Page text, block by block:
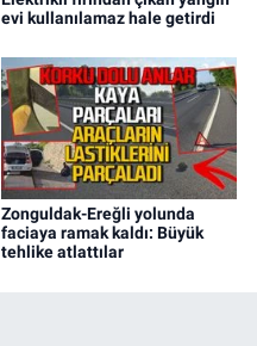
evi kullanılamaz hale getirdi
Zonguldak-Ereğli yolunda
faciaya ramak kaldı: Büyük
tehlike atlattılar